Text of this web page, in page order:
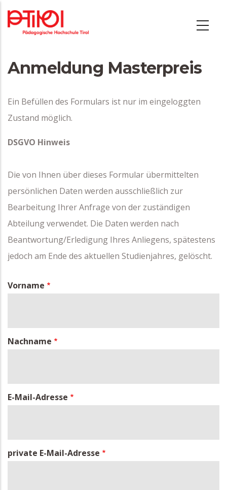
Direkt
zum
Anmeldung Masterpreis
Ein Befüllen des Formulars ist nur im eingeloggten
Zustand möglich.
DSGVO Hinweis
Die von Ihnen über dieses Formular übermittelten
persönlichen Daten werden ausschließlich zur
Bearbeitung Ihrer Anfrage von der zuständigen
Abteilung verwendet. Die Daten werden nach
Beantwortung/Erledigung Ihres Anliegens, spätestens
jedoch am Ende des aktuellen Studienjahres, gelöscht.
Vorname
Nachname
E-Mail-Adresse
private E-Mail-Adresse